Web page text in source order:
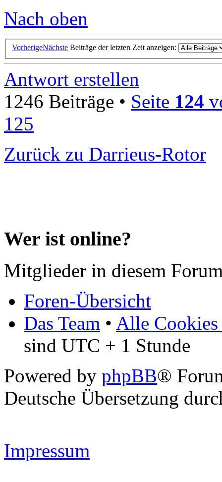
Nach oben
VorherigeNächste Beiträge der letzten Zeit anzeigen:
Antwort erstellen
1246 Beiträge • Seite 124
125
Zurück zu Darrieus-Rotor
Wer ist online?
Mitglieder in diesem
Foren-Übersicht
Das Team • Alle Cookies
sind UTC + 1 Stunde
Powered by phpBB®
Deutsche Übersetzung
Impressum